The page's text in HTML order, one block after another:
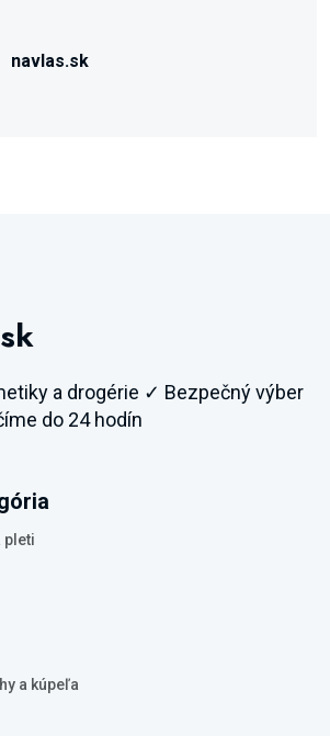
navlas.sk
a drogérie ✓ Bezpečný výber
do 24 hodín
pleti
a kúpeľa